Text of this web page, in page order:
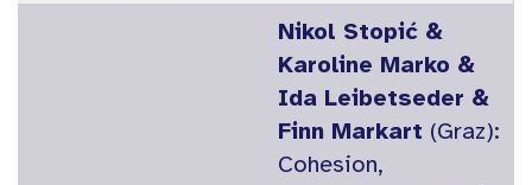
Nikol Stopić &
Karoline Marko &
Ida Leibetseder &
Finn Markart (Graz):
Cohesion,